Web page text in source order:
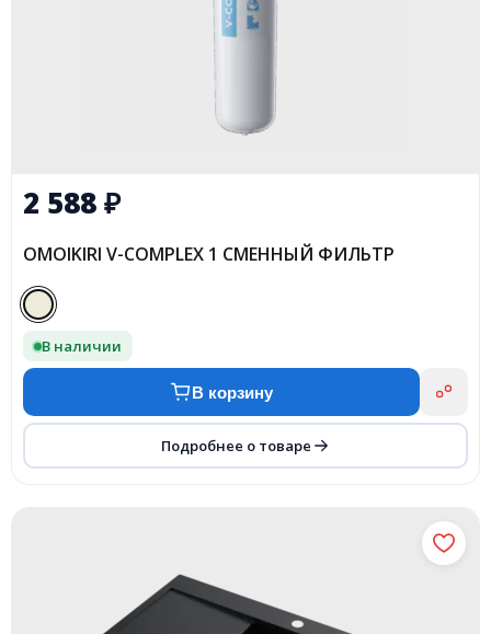
2 588₽
OMOIKIRI V-COMPLEX 1 СМЕННЫЙ ФИЛЬТР
В наличии
В корзину
Подробнее о товаре